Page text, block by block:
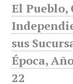
El Pueblo,
sus
Época,
22